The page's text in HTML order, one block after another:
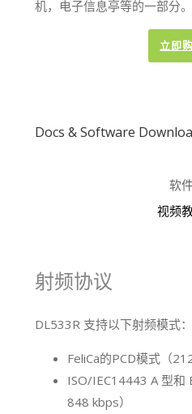
机，电子信息亭等的一部分。
立即
Docs & Software
软
视频
射频协议
DL533R 支持以下射频模式：
FeliCa的PCD模式（
ISO/IEC14443 A 型和
848 kbps）